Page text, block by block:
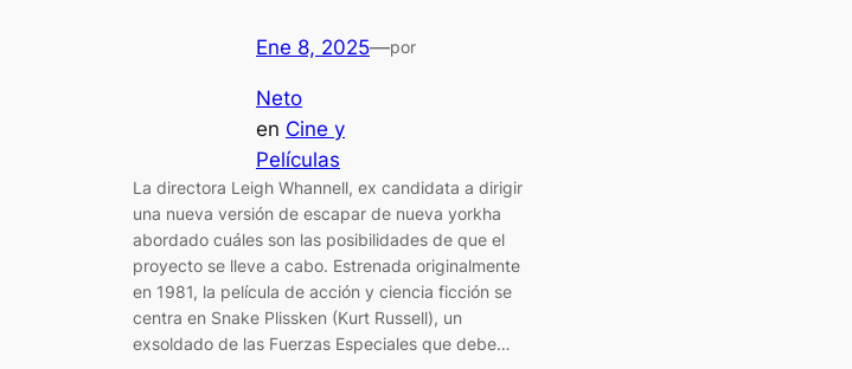
Ene 8, 2025—por
Neto
en Cine y
Películas
La directora Leigh Whannell, ex candidata a dirigir
una nueva versión de escapar de nueva yorkha
abordado cuáles son las posibilidades de que el
proyecto se lleve a cabo. Estrenada originalmente
en 1981, la película de acción y ciencia ficción se
centra en Snake Plissken (Kurt Russell), un
exsoldado de las Fuerzas Especiales que debe…